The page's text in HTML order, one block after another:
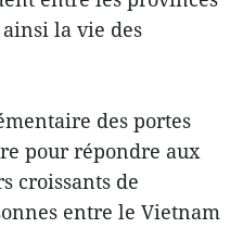
la vie des
des portes
pour répondre aux
croissants de
entre le Vietnam